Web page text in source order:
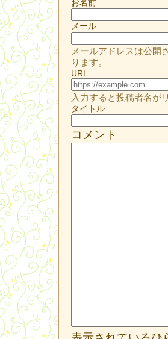
お名前
メール
メールアドレスは公開
ります。
URL
入力すると投稿者名が
タイトル
コメント